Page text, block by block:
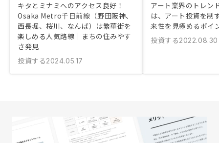
キタとミナミへのアクセス良好！
Osaka Metro千日前線（野田阪神、
西長堀、桜川、なんば）は繁華街を
楽しめる人気路線｜まちの住みやす
さ発見
投資する2024.05.17
アート業界のトレン
は、アート投資を制
来性を見極めるポイ
投資する2022.08.30